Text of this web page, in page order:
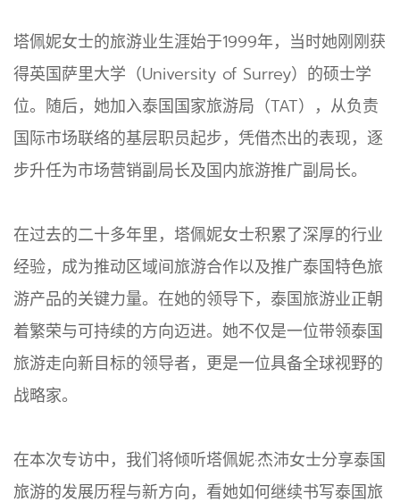
塔佩妮女士的旅游业生涯始于1999年，当时她刚刚获
得英国萨里大学（University of Surrey）的硕士学
位。随后，她加入泰国国家旅游局（TAT），从负责
国际市场联络的基层职员起步，凭借杰出的表现，逐
步升任为市场营销副局长及国内旅游推广副局长。
在过去的二十多年里，塔佩妮女士积累了深厚的行业
经验，成为推动区域间旅游合作以及推广泰国特色旅
游产品的关键力量。在她的领导下，泰国旅游业正朝
着繁荣与可持续的方向迈进。她不仅是一位带领泰国
旅游走向新目标的领导者，更是一位具备全球视野的
战略家。
在本次专访中，我们将倾听塔佩妮·杰沛女士分享泰国
旅游的发展历程与新方向，看她如何继续书写泰国旅